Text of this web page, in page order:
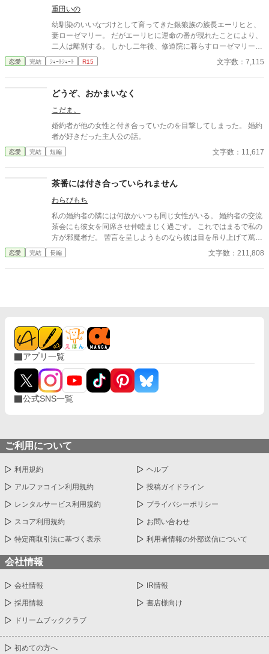
重田いの
幼馴染のいいなづけとして育ってきた銀狼族の族長エーリヒと、
妻ローゼマリー。 だがエーリヒに運命の番が現れたことにより、
二人は離別する。 しかし二年後、修道院に暮らすローゼマリーの
元へエーリヒが現れ――!?
恋愛 完結 ｼｮｰﾄｼｮｰﾄ R15 文字数：7,115
どうぞ、おかまいなく
こだま。
婚約者が他の女性と付き合っていたのを目撃してしまった。 婚約
者が好きだった主人公の話。
恋愛 完結 短編 文字数：11,617
茶番には付き合っていられません
わらびもち
私の婚約者の隣には何故かいつも同じ女性がいる。 婚約者の交流
茶会にも彼女を同席させ仲睦まじく過ごす。 これではまるで私の
方が邪魔者だ。 苦言を呈しようものなら彼は目を吊り上げて罵倒
する。 どうして婚約者同士の交流にわざわざ部外者を連れてくる
のか。 彼が何をしたいのかさっぱり分からない。 もうこんな茶番
恋愛 完結 長編 文字数：211,808
アプリ一覧
公式SNS一覧
ご利用について
利用規約 ヘルプ
アルファコイン利用規約 投稿ガイドライン
レンタルサービス利用規約 プライバシーポリシー
スコア利用規約 お問い合わせ
特定商取引法に基づく表示 利用者情報の外部送信について
会社情報
会社情報 IR情報
採用情報 書店様向け
ドリームブッククラブ
初めての方へ